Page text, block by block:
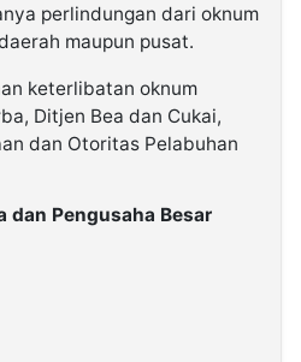
perlindungan dari oknum
maupun pusat.
keterlibatan oknum
Ditjen Bea dan Cukai,
dan Otoritas Pelabuhan
dan Pengusaha Besar